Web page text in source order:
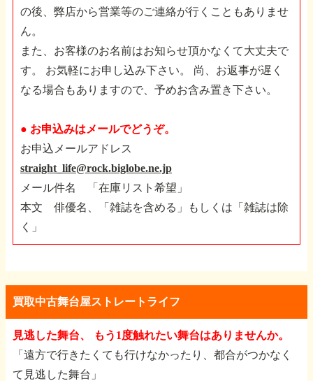
の後、弊店から営業等のご連絡が行くこともありませ
ん。
また、お客様のお名前はお知らせ頂かなくて大丈夫で
す。
お気軽にお申し込み下さい。
尚、お返事が遅く
なる場合もありますので、予めお含み置き下さい。
● お申込みはメールでどうぞ。
お申込メールアドレス
straight_life@rock.biglobe.ne.jp
メール件名 「在庫リスト希望」
本文 俳優名、「雑誌を含める」もしくは「雑誌は除
く」
買取中古舞台屋ストレートライフ
見逃した舞台、 もう1度触れたい舞台はありませんか。
「遠方で行きたくても行けなかったり、都合がつかなく
て見逃した舞台」